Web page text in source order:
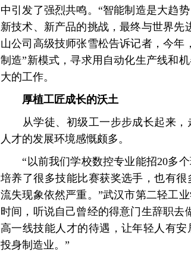
中引发了强烈共鸣。“智能制造是大趋
新技术、新产品的挑战，最终与世界先
山公司高级技师张雪松告诉记者，今年
制造”新模式，寻求用自动化生产线和
大的工作。
厚植工匠成长的沃土
从学徒、初级工一步步成长起来，
人才的发展环境感慨颇多。
“以前我们学校数控专业能招20多个
培养了很多技能比赛获奖选手，也有
流失现象依然严重。”武汉市第二轻工
时间，听说自己曾经的得意门生辞职去
高一线技能人才的待遇，让年轻人有
投身制造业。”